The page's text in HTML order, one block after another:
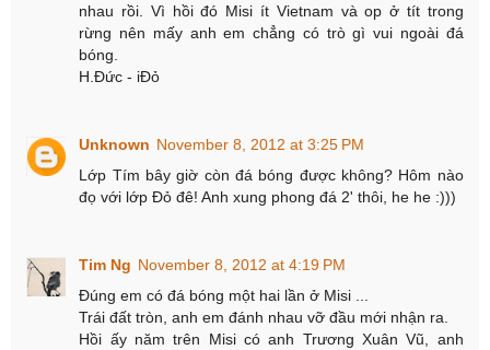
nhau rồi. Vì hồi đó Misi ít Vietnam và op ở tít trong
rừng nên mấy anh em chẳng có trò gì vui ngoài đá
bóng.
H.Đức - iĐỏ
Unknown November 8, 2012 at 3:25 PM
Lớp Tím bây giờ còn đá bóng được không? Hôm nào
đọ với lớp Đỏ đê! Anh xung phong đá 2' thôi, he he :)))
Tim Ng November 8, 2012 at 4:19 PM
Đúng em có đá bóng một hai lần ở Misi ...
Trái đất tròn, anh em đánh nhau vỡ đầu mới nhận ra.
Hồi ấy năm trên Misi có anh Trương Xuân Vũ, anh